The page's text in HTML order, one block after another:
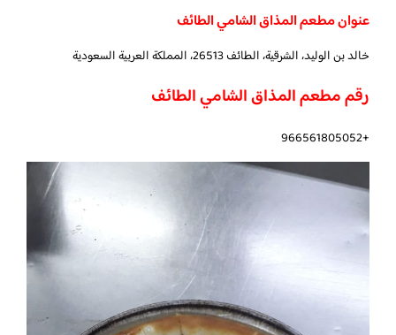
عنوان مطعم المذاق الشامي الطائف
خالد بن الوليد، الشرقية، الطائف 26513، المملكة العربية السعودية
رقم مطعم المذاق الشامي الطائف
+966561805052